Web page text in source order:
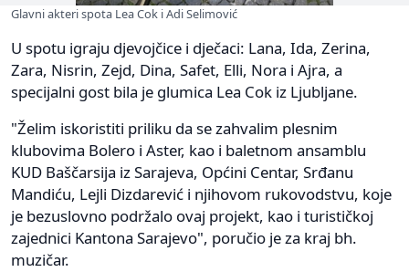
Glavni akteri spota Lea Cok i Adi Selimović
U spotu igraju djevojčice i dječaci: Lana, Ida, Zerina,
Zara, Nisrin, Zejd, Dina, Safet, Elli, Nora i Ajra, a
specijalni gost bila je glumica Lea Cok iz Ljubljane.
"Želim iskoristiti priliku da se zahvalim plesnim
klubovima Bolero i Aster, kao i baletnom ansamblu
KUD Baščarsija iz Sarajeva, Općini Centar, Srđanu
Mandiću, Lejli Dizdarević i njihovom rukovodstvu, koje
je bezuslovno podržalo ovaj projekt, kao i turističkoj
zajednici Kantona Sarajevo", poručio je za kraj bh.
muzičar.